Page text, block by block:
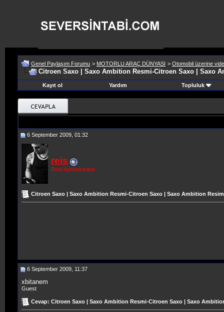
Genel Paylaşım Forumu > MOTORLU ARAÇ DÜNYASI > Otomobil üzerine
Citroen Saxo | Saxo Ambition Resmi-Citroen Saxo | Saxo
Kayıt ol Yardım Topluluk
6 September 2009, 01:32
reis
Root Administrator
Citroen Saxo | Saxo Ambition Resmi-Citroen Saxo | Saxo Ambition
6 September 2009, 11:37
xbitanem
Guest
Cevap: Citroen Saxo | Saxo Ambition Resmi-Citroen Saxo | Saxo